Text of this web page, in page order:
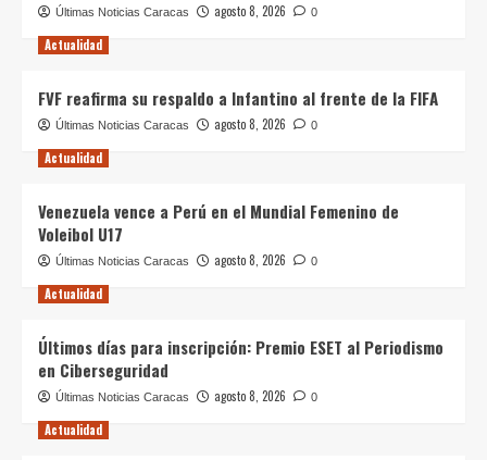
Últimas Noticias Caracas agosto 8, 2026 0
Actualidad
FVF reafirma su respaldo a Infantino al frente de la FIFA
Últimas Noticias Caracas agosto 8, 2026 0
Actualidad
Venezuela vence a Perú en el Mundial Femenino de
Voleibol U17
Últimas Noticias Caracas agosto 8, 2026 0
Actualidad
Últimos días para inscripción: Premio ESET al Periodismo
en Ciberseguridad
Últimas Noticias Caracas agosto 8, 2026 0
Actualidad